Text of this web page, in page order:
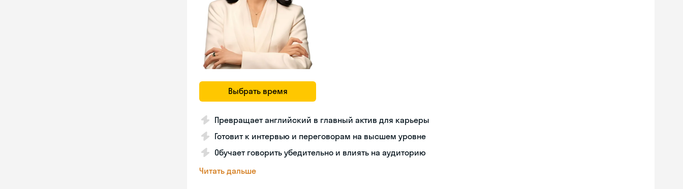
Выбрать время
Превращает английский в главный актив для карьеры
Готовит к интервью и переговорам на высшем уровне
Обучает говорить убедительно и влиять на аудиторию
Читать дальше